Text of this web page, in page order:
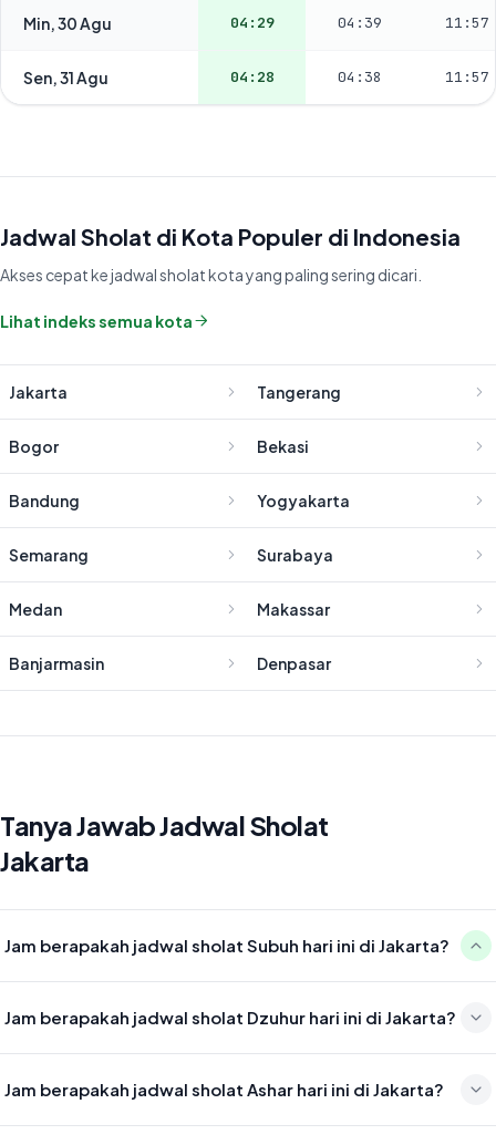
Min, 30 Agu 04:29 04:39 11:57
Sen, 31 Agu 04:28 04:38 11:57
Jadwal Sholat di Kota Populer di Indonesia
Akses cepat ke jadwal sholat kota yang paling sering dicari.
Lihat indeks semua kota
Jakarta Tangerang
Bogor Bekasi
Bandung Yogyakarta
Semarang Surabaya
Medan Makassar
Banjarmasin Denpasar
Tanya Jawab Jadwal Sholat
Jakarta
Jam berapakah jadwal sholat Subuh hari ini di Jakarta?
Jam berapakah jadwal sholat Dzuhur hari ini di Jakarta?
Jam berapakah jadwal sholat Ashar hari ini di Jakarta?